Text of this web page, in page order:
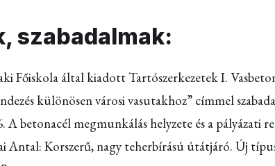
szabadalmak:
Főiskola által kiadott Tartószerkezetek I.
különösen városi vasutakhoz” címmel
A betonacél megmunkálás helyzete és a pályázati
Antal: Korszerű, nagy teherbírású útátjáró. Új